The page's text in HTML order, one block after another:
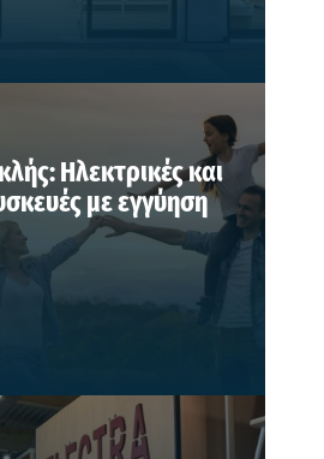
Ηλεκτρικές και
με εγγύηση